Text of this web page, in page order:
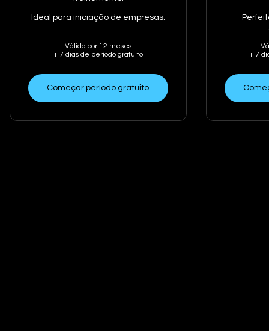
Ideal para iniciação de empresas.
Válido por 12 meses
+ 7 dias de período gratuito
Começar período gratuito
+ 7